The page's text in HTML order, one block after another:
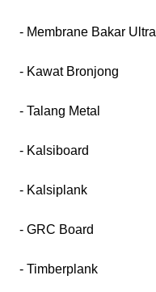
- Membrane Bakar
- Kawat Bronjong
- Talang Metal
- Kalsiboard
- Kalsiplank
- GRC Board
- Timberplank